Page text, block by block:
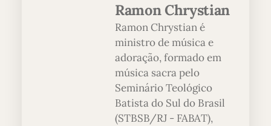
Ramon Chrystian
Ramon Chrystian é
ministro de música e
adoração, formado em
música sacra pelo
Seminário Teológico
Batista do Sul do Brasil
(STBSB/RJ - FABAT),